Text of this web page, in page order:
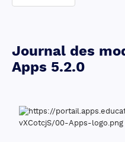
Journal des
Apps 5.2.0